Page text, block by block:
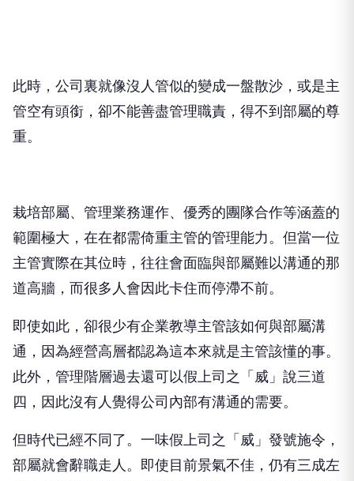
此時，公司裏就像沒人管似的變成一盤散沙，或是主
管空有頭銜，卻不能善盡管理職責，得不到部屬的尊
重。
栽培部屬、管理業務運作、優秀的團隊合作等涵蓋的
範圍極大，在在都需倚重主管的管理能力。但當一位
主管實際在其位時，往往會面臨與部屬難以溝通的那
道高牆，而很多人會因此卡住而停滯不前。
即使如此，卻很少有企業教導主管該如何與部屬溝
通，因為經營高層都認為這本來就是主管該懂的事。
此外，管理階層過去還可以假上司之「威」說三道
四，因此沒有人覺得公司內部有溝通的需要。
但時代已經不同了。一味假上司之「威」發號施令，
部屬就會辭職走人。即使目前景氣不佳，仍有三成左